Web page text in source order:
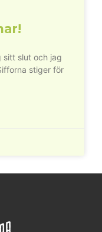
sitt slut och jag
stiger för